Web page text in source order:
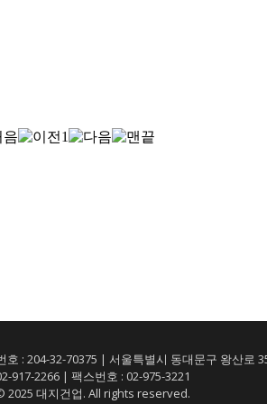
1
: 204-32-70375 | 서울특별시 동대문구 왕산로
917-2266 | 팩스번호 : 02-975-3221
2025 대지건업. All rights reserved.